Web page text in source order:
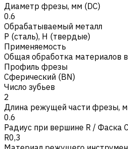
Диаметр фрезы, мм (DC)
0.6
Обрабатываемый металл
Р (сталь), H (твердые)
Применяемость
Общая обработка материалов
Профиль фрезы
Сферический (BN)
Число зубьев
2
Длина режущей части фрезы,
0.6
Радиус при вершине R / Фаска
R0,3